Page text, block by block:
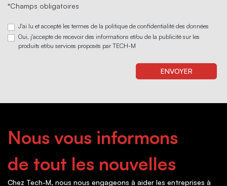
*Champs obligatoires
J'ai lu et accepté les termes de la politique de confidentialité des données
Oui, j'accepte de recevoir des informations et/ou de la publicité sur les
produits et/ou services proposés par TECH-M
Nous vous informons
de tout les nouvelles
Chez Tech-M, nous nous engageons à aider les entreprises à